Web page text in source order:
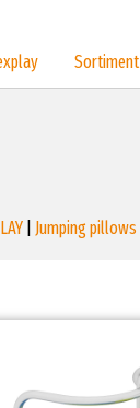
Sortiment
Jumping pillows